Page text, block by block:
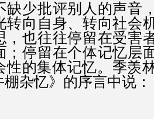
缺少批评别人的声音
转向自身、转向社会
，也往往停留在受害
；停留在个体记忆层
性的集体记忆。季羡
杂忆》的序言中说：